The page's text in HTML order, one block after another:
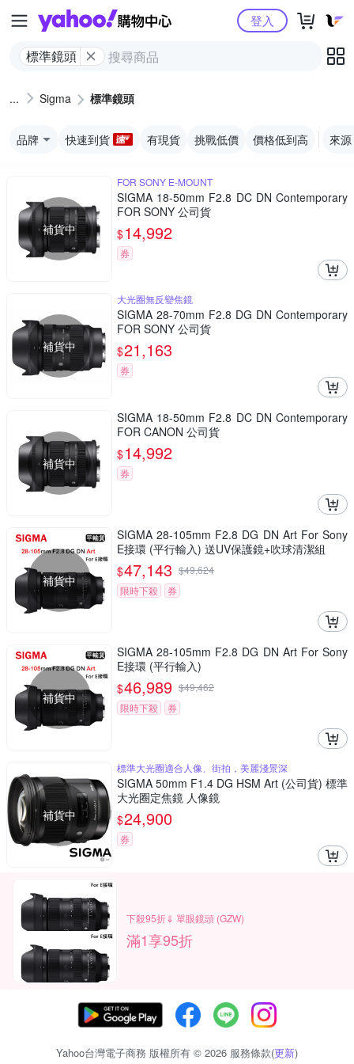
Yahoo購物中心
標準鏡頭
登入
Sigma 標準鏡頭
品牌 快速到貨 有現貨 挑戰低價 價格低到高 來源
補貨中
FOR SONY E-MOUNT
SIGMA 18-50mm F2.8 DC DN Contemporary
FOR SONY 公司貨
$14,992
券
補貨中
大光圈無反變焦鏡
SIGMA 28-70mm F2.8 DG DN Contemporary
FOR SONY 公司貨
$21,163
券
補貨中
SIGMA 18-50mm F2.8 DC DN Contemporary
FOR CANON 公司貨
$14,992
券
補貨中
SIGMA 28-105mm F2.8 DG DN Art For Sony
E接環 (平行輸入) 送UV保護鏡+吹球清潔組
$47,143 $49,624
限時下殺
券
補貨中
SIGMA 28-105mm F2.8 DG DN Art For Sony
E接環 (平行輸入)
$46,989 $49,462
限時下殺
券
補貨中
標準大光圈適合人像、街拍，美麗淺景深
SIGMA 50mm F1.4 DG HSM Art (公司貨) 標準
大光圈定焦鏡 人像鏡
$24,900
券
下殺95折⇓ 單眼鏡頭 (GZW)
滿1享95折
Yahoo台灣電子商務 版權所有 © 2026 服務條款(更新)